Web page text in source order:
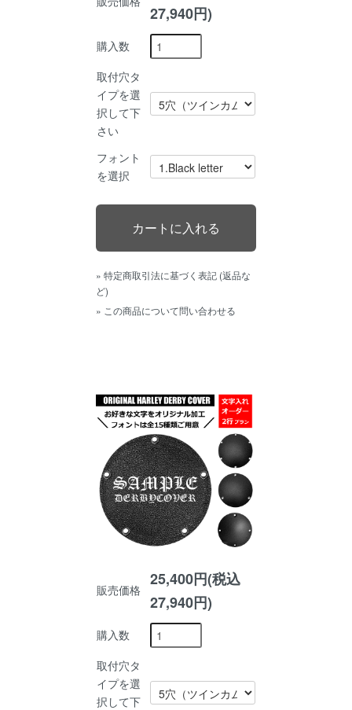
27,940円)
購入数
取付穴タ
イプを選
択して下
さい
フォント
を選択
» 特定商取引法に基づく表記 (返品な
ど)
» この商品について問い合わせる
販売価格
25,400円(税込
27,940円)
購入数
取付穴タ
イプを選
択して下